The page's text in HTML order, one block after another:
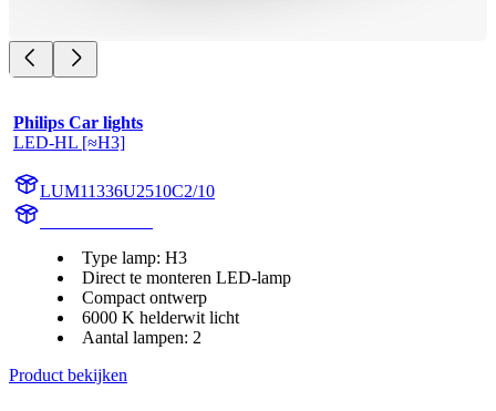
Philips Car lights
LED-HL [≈H3]
LUM11336U2510C2/10
Type lamp: H3
Direct te monteren LED-lamp
Compact ontwerp
6000 K helderwit licht
Aantal lampen: 2
Product bekijken